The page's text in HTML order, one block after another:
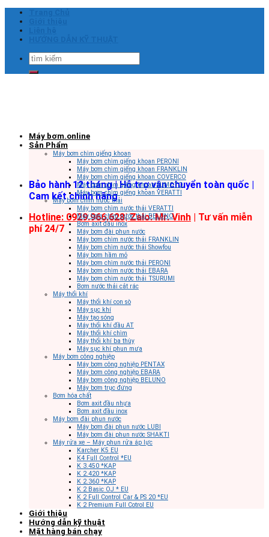
Skip
content
Tìm
kiếm:
Bảo hành 12 tháng | Hỗ trợ vận chuyển toàn quốc |
Cam kết chính hãng
Hotline: 0929.966.628|Zalo: Mr. Vinh | Tư vấn miễn
phí 24/7
Máy bơm.online
Sản Phẩm
Máy bơm chìm giếng khoan
Máy bơm chìm giếng khoan PERONI
Máy bơm chìm giếng khoan FRANKLIN
Máy bơm chìm giếng khoan COVERCO
Máy bơm chìm giếng khoan SUMOTO
Máy bơm chìm giếng khoan VERATTI
Máy bơm chìm nước thải
Máy bơm chìm nước thải VERATTI
Máy bơm chìm nước thải BELUNO
Bơm axit đầu inox
Máy bơm đài phun nước
Máy bơm chìm nước thải FRANKLIN
Máy bơm chìm nước thải Showfou
Máy bơm hầm mỏ
Máy bơm chìm nước thải PERONI
Máy bơm chìm nước thải EBARA
Máy bơm chìm nước thải TSURUMI
Bơm nước thải cắt rác
Máy thổi khí
Máy thổi khí con sò
Máy sục khí
Máy tạo sóng
Máy thổi khí đầu AT
Máy thổi khí chìm
Máy thổi khí ba thùy
Máy sục khí phun mưa
Máy bơm công nghiệp
Máy bơm công nghiệp PENTAX
Máy bơm công nghiệp EBARA
Máy bơm công nghiệp BELUNO
Máy bơm trục đứng
Bơm hóa chất
Bơm axit đầu nhựa
Bơm axit đầu inox
Máy bơm đài phun nước
Máy bơm đài phun nước LUBI
Máy bơm đài phun nước SHAKTI
Máy rửa xe – Máy phun rửa áp lực
Karcher K5 EU
K4 Full Control *EU
K 3.450 *KAP
K 2.420 *KAP
K 2.360 *KAP
K 2 Basic OJ * EU
K 2 Full Control Car & PS 20 *EU
K 2 Premium Full Cotrol EU
Giới thiệu
Hướng dẫn kỹ thuật
Mặt hàng bán chạy